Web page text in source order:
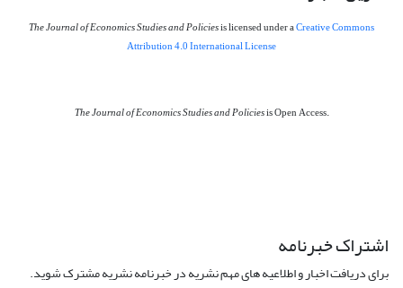
The Journal of Economics Studies and Policiesis licensed under aCreative Commons
Attribution 4.0 International License
The Journal of Economics Studies and Policiesis Open Access.
اشتراک خبرنامه
برای دریافت اخبار و اطلاعیه های مهم نشریه در خبرنامه نشریه مشترک شوید.